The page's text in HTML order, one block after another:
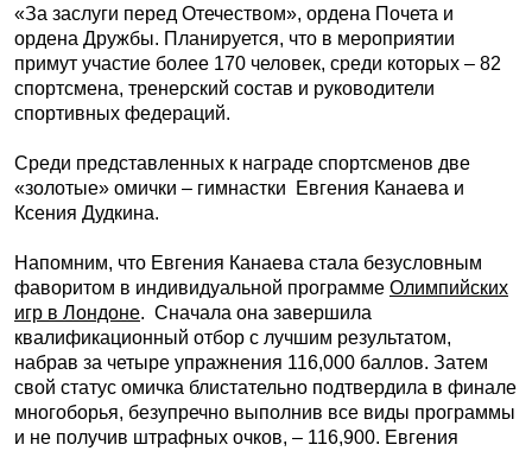
«За заслуги перед Отечеством», ордена Почета и
ордена Дружбы. Планируется, что в мероприятии
примут участие более 170 человек, среди которых – 82
спортсмена, тренерский состав и руководители
спортивных федераций.
Среди представленных к награде спортсменов две
«золотые» омички – гимнастки Евгения Канаева и
Ксения Дудкина.
Напомним, что Евгения Канаева стала безусловным
фаворитом в индивидуальной программе Олимпийских
игр в Лондоне. Сначала она завершила
квалификационный отбор с лучшим результатом,
набрав за четыре упражнения 116,000 баллов. Затем
свой статус омичка блистательно подтвердила в финале
многоборья, безупречно выполнив все виды программы
и не получив штрафных очков, – 116,900. Евгения